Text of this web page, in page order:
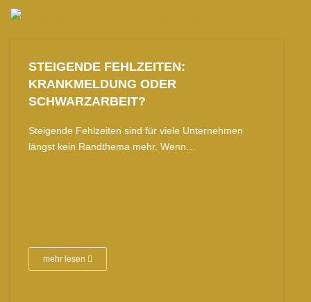
STEIGENDE FEHLZEITEN:
KRANKMELDUNG ODER
SCHWARZARBEIT?
Steigende Fehlzeiten sind für viele Unternehmen
längst kein Randthema mehr. Wenn…
mehr lesen